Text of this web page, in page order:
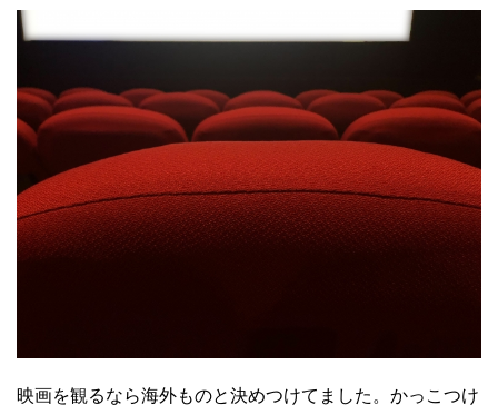
映画を観るなら海外ものと決めつけてました。かっこつけ